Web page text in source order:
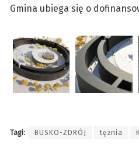
Gmina ubiega się o
Tagi: BUSKO-ZDRÓJ tężnia